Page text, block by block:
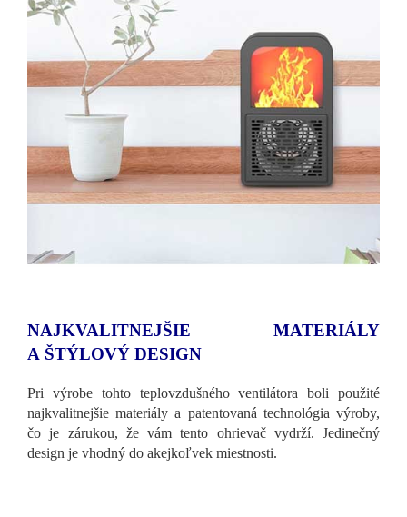
NAJKVALITNEJŠIE MATERIÁLY
A ŠTÝLOVÝ DESIGN
Pri výrobe tohto teplovzdušného ventilátora boli použité
najkvalitnejšie materiály a patentovaná technológia výroby,
čo je zárukou, že vám tento ohrievač vydrží. Jedinečný
design je vhodný do akejkoľvek miestnosti.